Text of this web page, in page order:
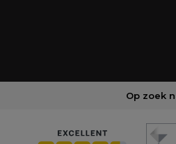
Op zoek